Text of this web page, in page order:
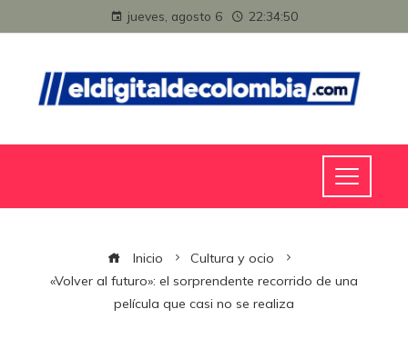
jueves, agosto 6 22:34:51
Inicio
Cultura y ocio
«Volver al futuro»: el sorprendente recorrido de una
película que casi no se realiza